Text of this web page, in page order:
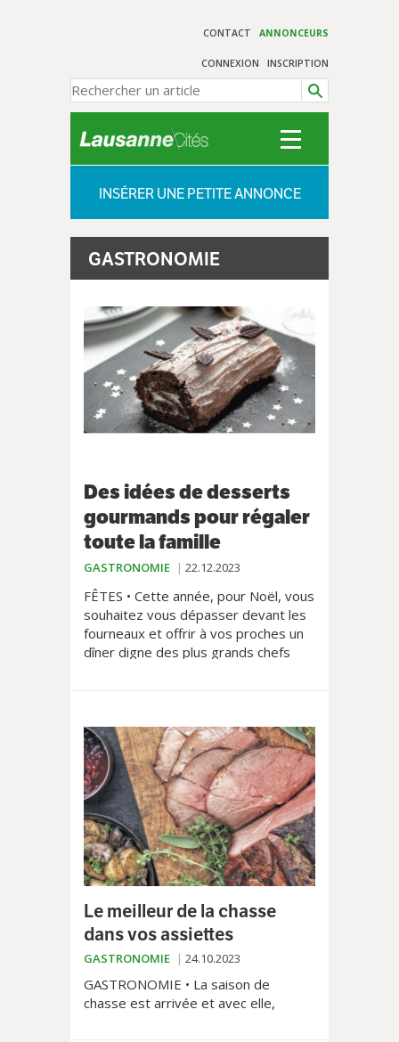
CONTACT ANNONCEURS
CONNEXION INSCRIPTION
INSÉRER UNE PETITE ANNONCE
GASTRONOMIE
Des idées de desserts
gourmands pour régaler
toute la famille
GASTRONOMIE 22.12.2023
FÊTES • Cette année, pour Noël, vous
souhaitez vous dépasser devant les
fourneaux et offrir à vos proches un
dîner digne des plus grands chefs
recettes qui feront fondre les
gourmets.
Le meilleur de la chasse
dans vos assiettes
GASTRONOMIE 24.10.2023
GASTRONOMIE • La saison de
chasse est arrivée et avec elle,